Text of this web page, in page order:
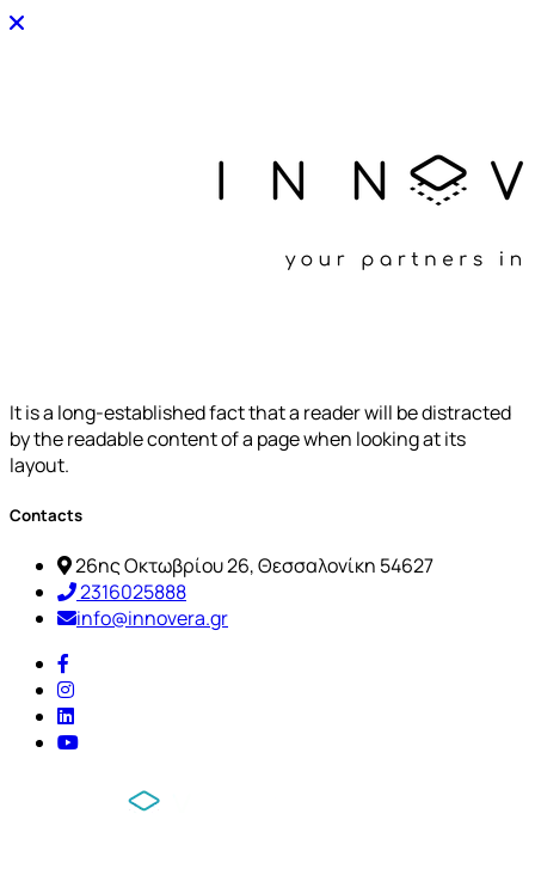
It is a long-established fact that a reader will be distracted
by the readable content of a page when looking at its
layout.
Contacts
26ης Οκτωβρίου 26, Θεσσαλονίκη 54627
2316025888
info@innovera.gr